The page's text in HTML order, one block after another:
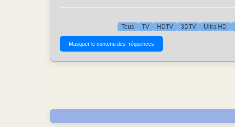
Tous TV HDTV 3DTV Ultra HD